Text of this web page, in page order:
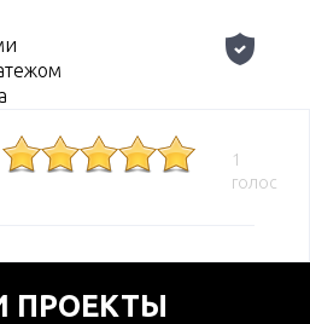
1
голос
ПРОЕКТЫ